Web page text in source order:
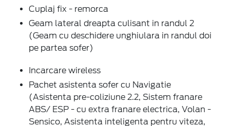
Cuplaj fix - remorca
Geam lateral dreapta culisant in randul 2
(Geam cu deschidere unghiulara in randul doi
pe partea sofer)
Incarcare wireless
Pachet asistenta sofer cu Navigatie
(Asistenta pre-coliziune 2.2, Sistem franare
ABS/ ESP - cu extra franare electrica, Volan -
Sensico, Asistenta inteligenta pentru viteza,